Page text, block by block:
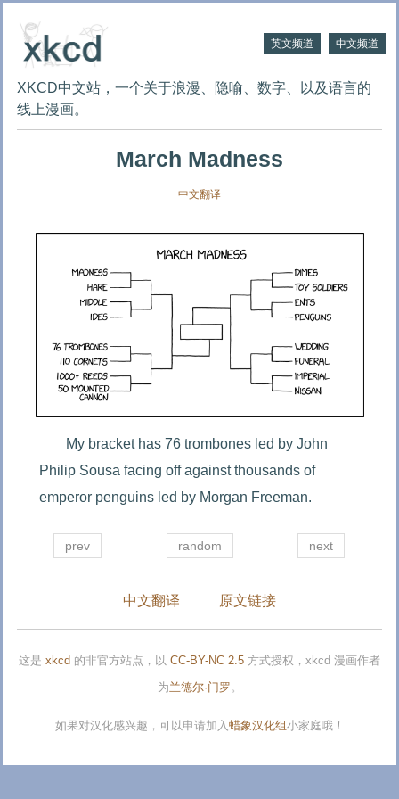
英文频道 中文频道
XKCD中文站，一个关于浪漫、隐喻、数字、以及语言的
线上漫画。
March Madness
中文翻译
My bracket has 76 trombones led by John
Philip Sousa facing off against thousands of
emperor penguins led by Morgan Freeman.
prev next
random
中文翻译 原文链接
这是 xkcd 的非官方站点，以 CC-BY-NC 2.5 方式授权，xkcd 漫画作者
为兰德尔·门罗 。
如果对汉化感兴趣，可以申请加入 蜡象汉化组小家庭哦！